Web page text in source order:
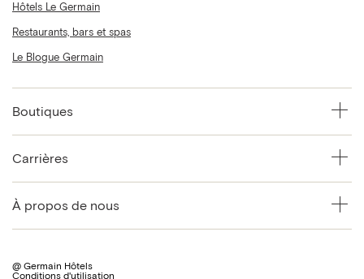
Hôtels Le Germain
Restaurants, bars et spas
Le Blogue Germain
Boutiques
Carrières
À propos de nous
@ Germain Hôtels
Conditions d'utilisation